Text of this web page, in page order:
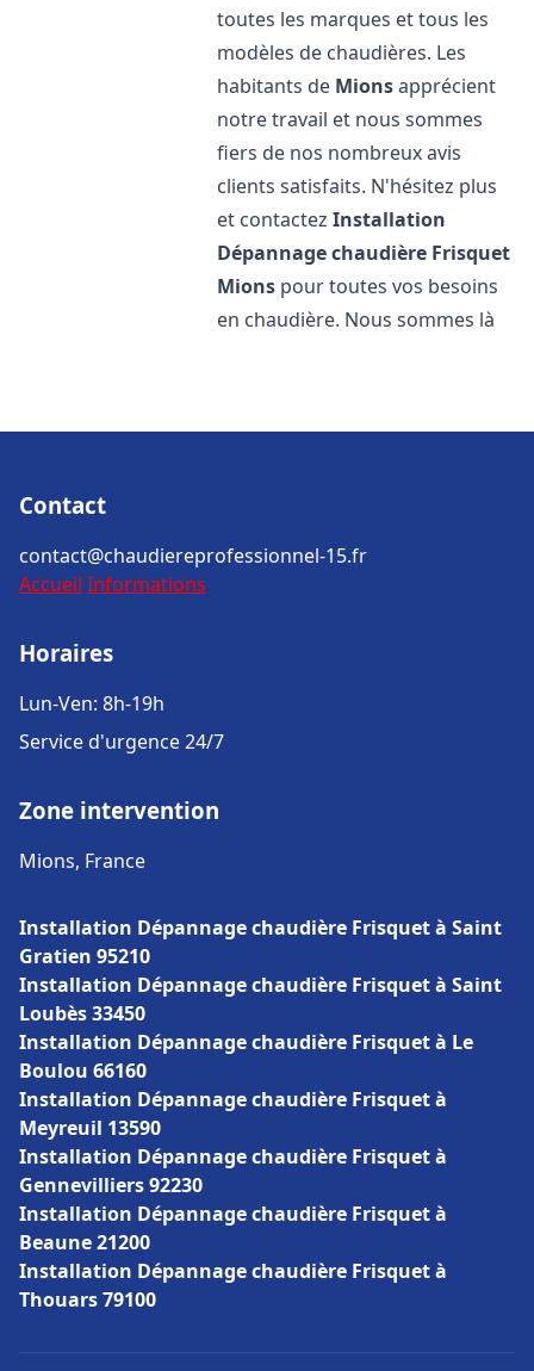
toutes les marques et tous les
modèles de chaudières. Les
habitants de Mionsapprécient
notre travail et nous sommes
fiers de nos nombreux avis
clients satisfaits. N'hésitez plus
et contactezInstallation
Dépannage chaudière Frisquet
Mions pour toutes vos besoins
en chaudière. Nous sommes là
Contact
contact@chaudiereprofessionnel-15.fr
Accueil Informations
Horaires
Lun-Ven: 8h-19h
Service d'urgence 24/7
Zone intervention
Mions, France
Installation Dépannage chaudière Frisquet à Saint
Gratien 95210
Installation Dépannage chaudière Frisquet à Saint
Loubès 33450
Installation Dépannage chaudière Frisquet à Le
Boulou 66160
Installation Dépannage chaudière Frisquet à
Meyreuil 13590
Installation Dépannage chaudière Frisquet à
Gennevilliers 92230
Installation Dépannage chaudière Frisquet à
Beaune 21200
Installation Dépannage chaudière Frisquet à
Thouars 79100